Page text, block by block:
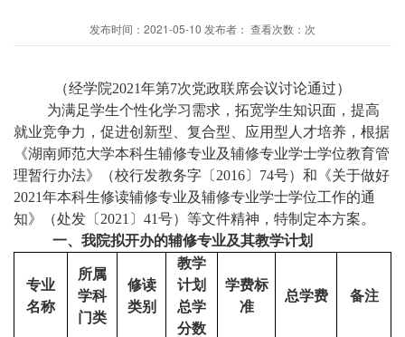
发布时间：2021-05-10 发布者： 查看次数：次
（经学院2021年第7次党政联席会议讨论通过）
为满足学生个性化学习需求，拓宽学生知识面，提高
就业竞争力，促进创新型、复合型、应用型人才培养，根据
《湖南师范大学本科生辅修专业及辅修专业学士学位教育管
理暂行办法》（校行发教务字〔2016〕74号）和《关于做好
2021年本科生修读辅修专业及辅修专业学士学位工作的通
知》（处发〔2021〕41号）等文件精神，特制定本方案。
一、我院拟开办的辅修专业及其教学计划
专业
名称
所属
学科
门类
修读
类别
教学
计划
总学
分数
学费标
准
总学费 备注